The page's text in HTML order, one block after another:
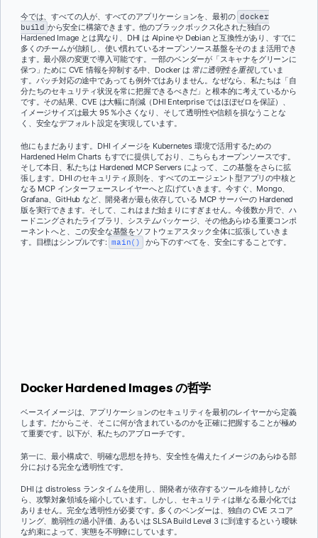
今では、すべての人が、すべてのアプリケーションを、最初の docker
build から安全に構築できます。他のブラックボックス化された独自の
Hardened Image とは異なり、DHI は Alpine や Debian と互換性があり、すでに
多くのチームが信頼し、使い慣れているオープンソース基盤をそのまま活用でき
ます。最小限の変更で導入可能です。一部のベンダーが「スキャナをグリーンに
保つ」ために CVE 情報を抑制する中、Docker は 常に透明性を重視していま
す。パッチ対応の途中であっても例外ではありません。なぜなら、私たちは「自
分たちのセキュリティ状況を常に把握できるべきだ」と根本的に考えているから
です。その結果、CVE は大幅に削減（DHI Enterprise ではほぼゼロを保証）、
イメージサイズは最大 95 %小さくなり、そして透明性や信頼を損なうことな
く、安全なデフォルト設定を実現しています。
他にもまだあります。DHI イメージを Kubernetes 環境で活用するための
Hardened Helm Charts もすでに提供しており、こちらもオープンソースです。
そして本日、私たちは Hardened MCP Servers によって、この基盤をさらに拡
張します。DHI のセキュリティ原則を、すべてのエージェント型アプリの中核と
なる MCP インターフェースレイヤーへと広げていきます。今すぐ、Mongo、
Grafana、GitHub など、開発者が最も依存している MCP サーバーの Hardened
版を実行できます。そして、これはまだ始まりにすぎません。今後数か月で、ハ
ードニングされたライブラリ、システムパッケージ、その他あらゆる重要コンポ
ーネントへと、この安全な基盤をソフトウェアスタック全体に拡張していきま
す。目標はシンプルです: main() から下のすべてを、安全にすることです。
Docker Hardened Images の哲学
ベースイメージは、アプリケーションのセキュリティを最初のレイヤーから定義
します。だからこそ、そこに何が含まれているのかを正確に把握することが極め
て重要です。以下が、私たちのアプローチです。
第一に、最小構成で、明確な思想を持ち、安全性を備えたイメージのあらゆる部
分における完全な透明性です。
DHI は distroless ランタイムを使用し、開発者が依存するツールを維持しなが
ら、攻撃対象領域を縮小しています。しかし、セキュリティは単なる最小化では
ありません。完全な透明性が必要です。多くのベンダーは、独自の CVE スコア
リング、脆弱性の過小評価、あるいは SLSA Build Level 3 に到達するという曖昧
な約束によって、実態を不明瞭にしています。